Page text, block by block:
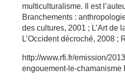
multiculturalisme. Il est
Branchements :
des cultures, 2001 ; L’Art de
L’Occident décroché, 2008 ;
http://www.rfi.fr/emission/
engouement-le-chamanisme